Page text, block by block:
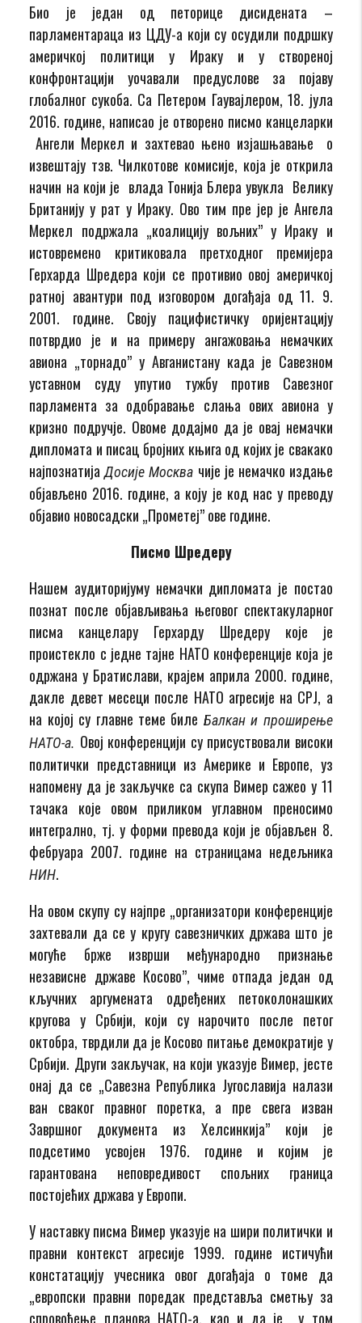
Био је један од петорице дисидената –
парламентараца из ЦДУ-а који су осудили подршку
америчкој политици у Ираку и у створеној
конфронтацији уочавали предуслове за појаву
глобалног сукоба. Са Петером Гаувајлером, 18. јула
2016. године, написао је отворено писмо канцеларки
Ангели Меркел и захтевао њено изјашњавање о
извештају тзв. Чилкотове комисије, која је открила
начин на који је влада Тонија Блера увукла Велику
Британију у рат у Ираку. Ово тим пре јер је Ангела
Меркел подржала „коалицију вољних” у Ираку и
истовремено критиковала претходног премијера
Герхарда Шредера који се противио овој америчкој
ратној авантури под изговором догађаја од 11. 9.
2001. године. Своју пацифистичку оријентацију
потврдио је и на примеру ангажовања немачких
авиона „торнадо” у Авганистану када је Савезном
уставном суду упутио тужбу против Савезног
парламента за одобравање слања ових авиона у
кризно подручје. Овоме додајмо да је овај немачки
дипломата и писац бројних књига од којих је свакако
најпознатијаДосије Москва чије је немачко издање
објављено 2016. године, а коју је код нас у преводу
објавио новосадски „Прометеј” ове године.
Писмо Шредеру
Нашем аудиторијуму немачки дипломата је постао
познат после објављивања његовог спектакуларног
писма канцелару Герхарду Шредеру које је
проистекло с једне тајне НАТО конференције која је
одржана у Братислави, крајем априла 2000. године,
дакле девет месеци после НАТО агресије на СРЈ, а
на којој су главне теме биле Балкан и проширење
НАТО-а. Овој конференцији су присуствовали високи
политички представници из Америке и Европе, уз
напомену да је закључке са скупа Вимер сажео у 11
тачака које овом приликом углавном преносимо
интегрално, тј. у форми превода који је објављен 8.
фебруара 2007. године на страницама недељника
НИН.
На овом скупу су најпре „организатори конференције
захтевали да се у кругу савезничких држава што је
могуће брже изврши међународно признање
независне државе Косово”, чиме отпада један од
кључних аргумената одређених петоколонашких
кругова у Србији, који су нарочито после петог
октобра, тврдили да је Косово питање демократије у
Србији. Други закључак, на који указује Вимер, јесте
онај да се „Савезна Република Југославија налази
ван сваког правног поретка, а пре свега изван
Завршног документа из Хелсинкија” који је
подсетимо усвојен 1976. године и којим је
гарантована неповредивост спољних граница
постојећих држава у Европи.
У наставку писма Вимер указује на шири политички и
правни контекст агресије 1999. године истичући
констатацију учесника овог догађаја о томе да
„европски правни поредак представља сметњу за
спровођење планова НАТО-а, као и да је у том